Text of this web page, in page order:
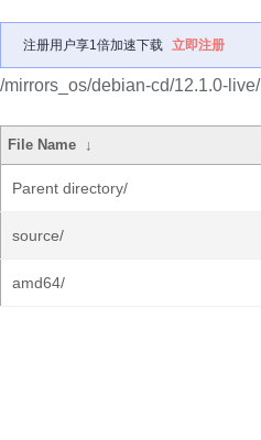
注册用户享1倍加速下载 立即注册
/mirrors_os/debian-cd/12.1.0-live/
File Name ↓
Parent directory/
source/
amd64/